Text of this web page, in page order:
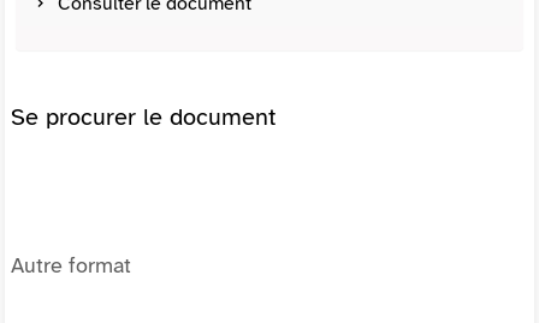
Se procurer le document
Autre format